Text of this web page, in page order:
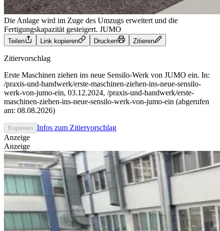
Die Anlage wird im Zuge des Umzugs erweitert und die
Fertigungskapazität gesteigert. JUMO
Teilen Link kopieren Drucken Zitieren
Zitiervorschlag
Erste Maschinen ziehen ins neue Sensilo-Werk von JUMO ein. In:
/praxis-und-handwerk/erste-maschinen-ziehen-ins-neue-sensilo-
werk-von-jumo-ein, 03.12.2024, /praxis-und-handwerk/erste-
maschinen-ziehen-ins-neue-sensilo-werk-von-jumo-ein (abgerufen
am: 08.08.2026)
Kopieren Infos zum Zitiervorschlag
Anzeige
Anzeige